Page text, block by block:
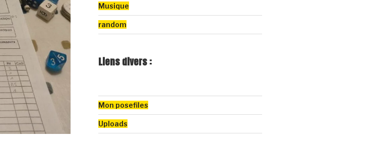
Musique
random
Liens divers :
Mon posefiles
Uploads